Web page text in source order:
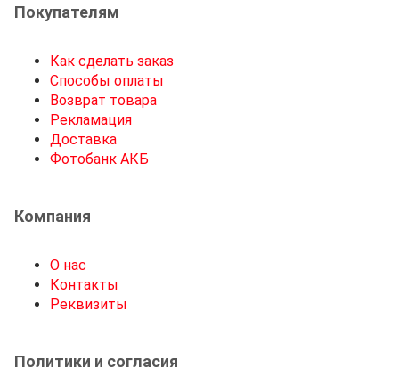
Покупателям
Как сделать заказ
Способы оплаты
Возврат товара
Рекламация
Доставка
Фотобанк АКБ
Компания
О нас
Контакты
Реквизиты
Политики и согласия